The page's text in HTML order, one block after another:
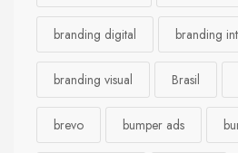
branding digital branding
branding visual Brasil
brevo bumper ads